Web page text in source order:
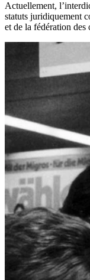
Actuellement,
statuts juridiquement
et de la fédération des